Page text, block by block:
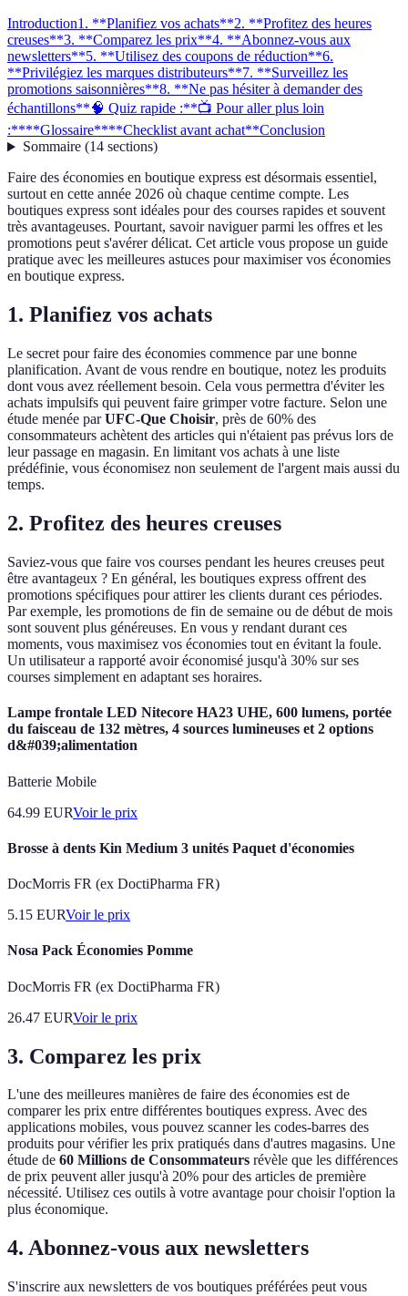
Introduction1. **Planifiez vos achats**2. **Profitez des heures
creuses**3. **Comparez les prix**4. **Abonnez-vous aux
newsletters**5. **Utilisez des coupons de réduction**6.
**Privilégiez les marques distributeurs**7. **Surveillez les
promotions saisonnières**8. **Ne pas hésiter à demander des
échantillons**🧠 Quiz rapide :**📺 Pour aller plus loin
:****Glossaire****Checklist avant achat**Conclusion
Sommaire(14 sections)
Faire des économies en boutique express est désormais essentiel,
surtout en cette année 2026 où chaque centime compte. Les
boutiques express sont idéales pour des courses rapides et souvent
très avantageuses. Pourtant, savoir naviguer parmi les offres et les
promotions peut s'avérer délicat. Cet article vous propose un guide
pratique avec les meilleures astuces pour maximiser vos économies
en boutique express.
1. Planifiez vos achats
Le secret pour faire des économies commence par une bonne
planification. Avant de vous rendre en boutique, notez les produits
dont vous avez réellement besoin. Cela vous permettra d'éviter les
achats impulsifs qui peuvent faire grimper votre facture. Selon une
étude menée parUFC-Que Choisir, près de 60% des
consommateurs achètent des articles qui n'étaient pas prévus lors de
leur passage en magasin. En limitant vos achats à une liste
prédéfinie, vous économisez non seulement de l'argent mais aussi du
temps.
2. Profitez des heures creuses
Saviez-vous que faire vos courses pendant les heures creuses peut
être avantageux ? En général, les boutiques express offrent des
promotions spécifiques pour attirer les clients durant ces périodes.
Par exemple, les promotions de fin de semaine ou de début de mois
sont souvent plus généreuses. En vous y rendant durant ces
moments, vous maximisez vos économies tout en évitant la foule.
Un utilisateur a rapporté avoir économisé jusqu'à 30% sur ses
courses simplement en adaptant ses horaires.
Lampe frontale LED Nitecore HA23 UHE, 600 lumens, portée
du faisceau de 132 mètres, 4 sources lumineuses et 2 options
d&#039;alimentation
Batterie Mobile
64.99 EURVoir le prix
Brosse à dents Kin Medium 3 unités Paquet d'économies
DocMorris FR (ex DoctiPharma FR)
5.15 EURVoir le prix
Nosa Pack Économies Pomme
DocMorris FR (ex DoctiPharma FR)
26.47 EURVoir le prix
3. Comparez les prix
L'une des meilleures manières de faire des économies est de
comparer les prix entre différentes boutiques express. Avec des
applications mobiles, vous pouvez scanner les codes-barres des
produits pour vérifier les prix pratiqués dans d'autres magasins. Une
étude de 60 Millions de Consommateurs révèle que les différences
de prix peuvent aller jusqu'à 20% pour des articles de première
nécessité. Utilisez ces outils à votre avantage pour choisir l'option la
plus économique.
4. Abonnez-vous aux newsletters
S'inscrire aux newsletters de vos boutiques préférées peut vous